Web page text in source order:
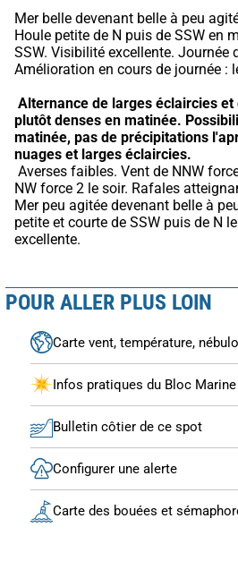
Mer belle devenant belle à peu
Houle petite de N puis de SSW en
SSW. Visibilité excellente. Journée
Amélioration en cours de journée :
Alternance de larges éclaircies et
plutôt denses en matinée.
matinée, pas de précipitations
nuages et larges éclaircies.
NW force 2 le soir. Rafales
Mer peu agitée devenant belle à
petite et courte de SSW puis de N
excellente.
POUR ALLER PLUS LOIN
Carte vent, température,
Infos pratiques du Bloc Marine
Bulletin côtier de ce spot
Configurer une alerte
Carte des bouées et